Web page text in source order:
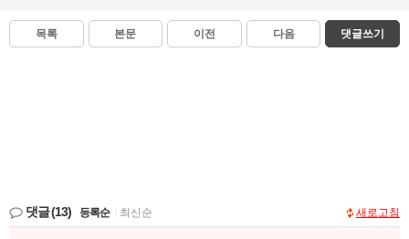
목록 본문 이전 다음 댓글쓰기
댓글(13) 등록순 최신순 새로고침